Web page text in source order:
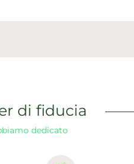
di fiducia
dedicato